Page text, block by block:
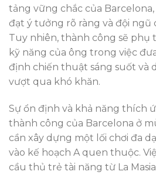
tảng vững chắc của
đạt ý tưởng rõ ràng và đội ngũ
Tuy nhiên, thành công sẽ phụ
kỹ năng của ông trong việc
định chiến thuật sáng suốt và
vượt qua khó khăn.
Sự ổn định và khả năng thích
thành công của Barcelona ở
cần xây dựng một lối chơi đa
vào kế hoạch A quen thuộc.
cầu thủ trẻ tài năng từ La